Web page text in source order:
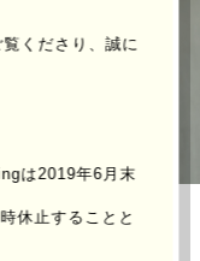
くださり、誠に
は2019年6月末
休止することと